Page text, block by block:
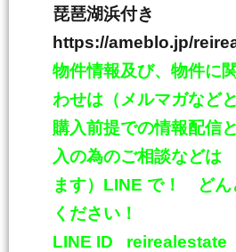
琵琶湖浜付き
https://ameblo.jp/
物件情報及び、物件に
わせは（メルマガなど
購入前提での情報配信
入の為のご相談などは
ます） LINE で！ どん
ください！
LINE ID reirealestate